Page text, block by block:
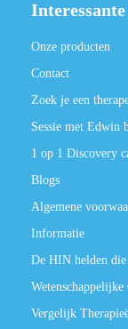
Onze producten
Contact
Zoek je een
Sessie met Edwin
1 op 1 Discovery
Blogs
Algemene
Informatie
De HIN helden
Wetenschappelijke
Vergelijk